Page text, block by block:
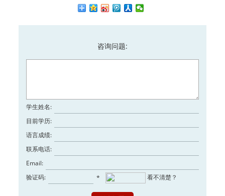
咨询问题:
学生姓名:
目前学历:
语言成绩:
联系电话:
Email:
验证码:
看不清楚？
*